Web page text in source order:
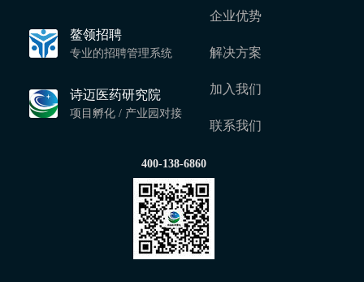
鳌领招聘
专业的招聘管理系统
诗迈医药研究院
项目孵化 / 产业园对接
企业优势
解决方案
加入我们
联系我们
400-138-6860